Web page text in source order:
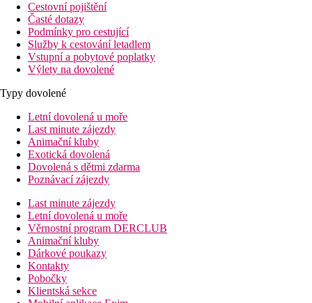
Cestovní pojištění
Časté dotazy
Podmínky pro cestující
Služby k cestování letadlem
Vstupní a pobytové poplatky
Výlety na dovolené
Typy dovolené
Letní dovolená u moře
Last minute zájezdy
Animační kluby
Exotická dovolená
Dovolená s dětmi zdarma
Poznávací zájezdy
Last minute zájezdy
Letní dovolená u moře
Věrnostní program DERCLUB
Animační kluby
Dárkové poukazy
Kontakty
Pobočky
Klientská sekce